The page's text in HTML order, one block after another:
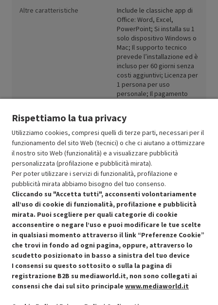
Altre caratteristiche
Include le classiche app di
Office: Word, Excel,
PowerPoint; Si installa su 1
solo dispositivo Windows o
Mac; Il supporto tecnico
prevede l’installazione ed è
incluso per 60 giorni senza
costi aggiuntivi; Licenza per
1 persona per uso
personale; Il pagamento
Resi e garanzie
Stato prodotti
Condizioni generali di vendita Recedere dal contratto qui
Rispettiamo la tua privacy
Utilizziamo cookies, compresi quelli di terze parti, necessari per il
funzionamento del sito Web (tecnici) o che ci aiutano a ottimizzare
il nostro sito Web (funzionalità) e a visualizzare pubblicità
personalizzata (profilazione e pubblicità mirata).
Per poter utilizzare i servizi di funzionalità, profilazione e
pubblicità mirata abbiamo bisogno del tuo consenso.
Cliccando su "Accetta tutti", acconsenti volontariamente
all’uso di cookie di funzionalità, profilazione e pubblicità
mirata. Puoi scegliere per quali categorie di cookie
acconsentire o negare l’uso e puoi modificare le tue scelte
in qualsiasi momento attraverso il link “Preferenze Cookie”
che trovi in fondo ad ogni pagina, oppure, attraverso lo
scudetto posizionato in basso a sinistra del tuo device
I consensi su questo sottosito o sulla la pagina di
registrazione B2B su mediaworld.it, non sono collegati ai
consensi che dai sul sito principale www.mediaworld.it